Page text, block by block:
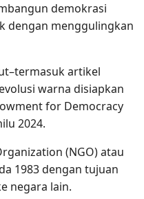
demokrasi
dengan menggulingkan
artikel
warna disiapkan
for Democracy
2024.
(NGO) atau
1983 dengan tujuan
negara lain.